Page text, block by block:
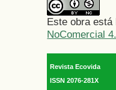
Este obra está
NoComercial
Revista Ecovida
ISSN 2076-281X